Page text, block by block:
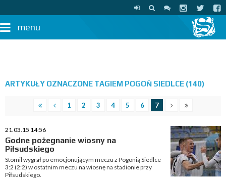
menu
ARTYKUŁY OZNACZONE TAGIEM POGOŃ SIEDLCE (140)
1 2 3 4 5 6 7
21.03.15 14:56
Godne pożegnanie wiosny na
Piłsudskiego
Stomil wygrał po emocjonującym meczu z Pogonią Siedlce
3:2 (2:2) w ostatnim meczu na wiosnę na stadionie przy
Piłsudskiego.